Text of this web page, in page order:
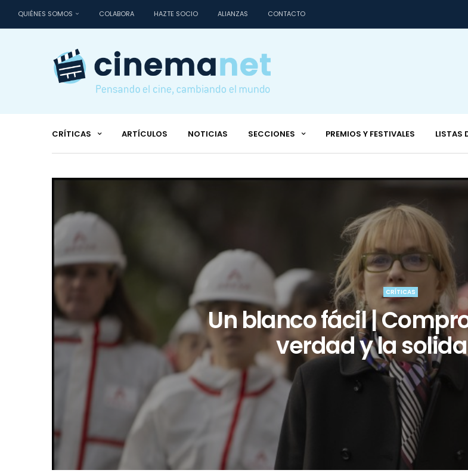
QUIÉNES SOMOS COLABORA HAZTE SOCIO ALIANZAS CONTACTO
CRÍTICAS ARTÍCULOS NOTICIAS SECCIONES PREMIOS Y FESTIVALES LISTAS
CRÍTICAS
Un blanco fácil |
verdad y la